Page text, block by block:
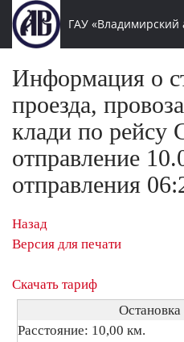
ГАУ «Владимирский
Информация о
проезда,
клади по рейсу
отправление
отправления
Назад
Версия для печати
Скачать тариф
Остановка
Расстояние: 10,00 км.